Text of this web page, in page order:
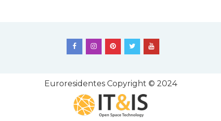
EuroresidentesCopyright © 2024